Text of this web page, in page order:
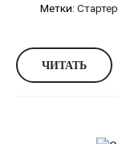
Метки: Стартер
ЧИТАТЬ